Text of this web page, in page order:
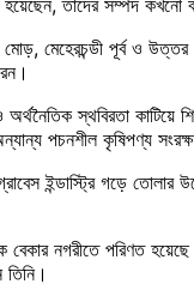
মেহেরচন্ডী পূর্ব ও
অর্থনৈতিক স্থবিরতা
পচনশীল কৃষিপণ্য সংরক্ষণ
ইন্ডাস্ট্রি গড়ে
বেকার নগরীতে পরিণত